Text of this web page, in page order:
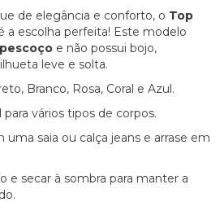
de elegância e conforto, o Top
a escolha perfeita! Este modelo
e não possui bojo,
leve e solta.
Branco, Rosa, Coral e Azul.
para vários tipos de corpos.
saia ou calça jeans e arrase em
e secar à sombra para manter a